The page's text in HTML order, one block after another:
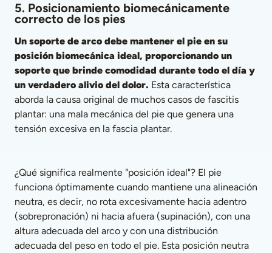
5. Posicionamiento biomecánicamente
correcto de los pies
Un soporte de arco debe mantener el pie en su
posición biomecánica ideal, proporcionando un
soporte que brinde comodidad durante todo el día y
un verdadero alivio del dolor. Esta característica
aborda la causa original de muchos casos de fascitis
plantar: una mala mecánica del pie que genera una
tensión excesiva en la fascia plantar.
¿Qué significa realmente "posición ideal"? El pie
funciona óptimamente cuando mantiene una alineación
neutra, es decir, no rota excesivamente hacia adentro
(sobrepronación) ni hacia afuera (supinación), con una
altura adecuada del arco y con una distribución
adecuada del peso en todo el pie. Esta posición neutra